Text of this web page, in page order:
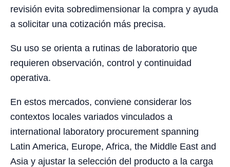
revisión evita sobredimensionar la compra y ayuda
a solicitar una cotización más precisa.
Su uso se orienta a rutinas de laboratorio que
requieren observación, control y continuidad
operativa.
En estos mercados, conviene considerar los
contextos locales variados vinculados a
international laboratory procurement spanning
Latin America, Europe, Africa, the Middle East and
Asia y ajustar la selección del producto a la carga